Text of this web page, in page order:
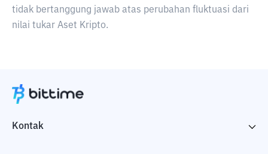
tidak bertanggung jawab atas perubahan fluktuasi dari
nilai tukar Aset Kripto.
Kontak